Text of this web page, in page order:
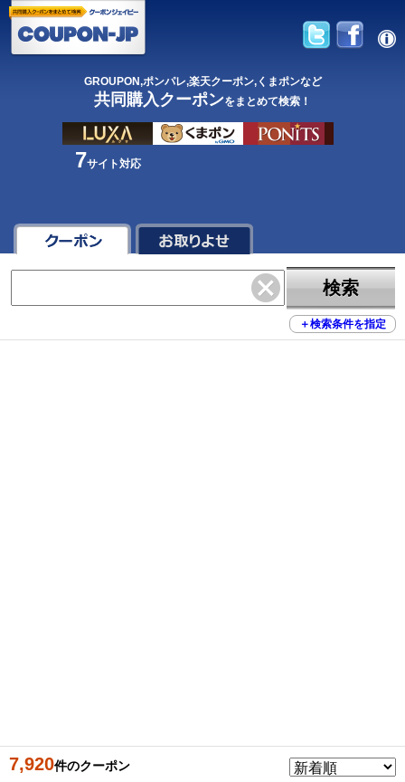
GROUPON,ポンパレ,楽天クーポン,くまポンなど
共同購入クーポンをまとめて検索！
7サイト対応
検索
＋検索条件を指定
7,920件のクーポン